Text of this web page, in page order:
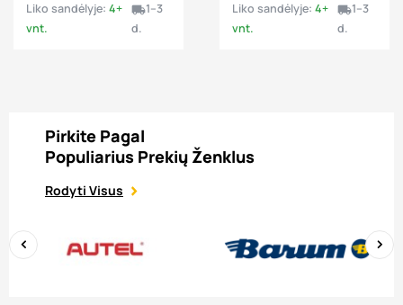
Liko sandėlyje: 4+
vnt.
local_shipping1–3
d.
Liko sandėlyje: 4+
vnt.
local_shipping1–3
d.
Pirkite Pagal
Populiarius Prekių Ženklus
Rodyti Visus